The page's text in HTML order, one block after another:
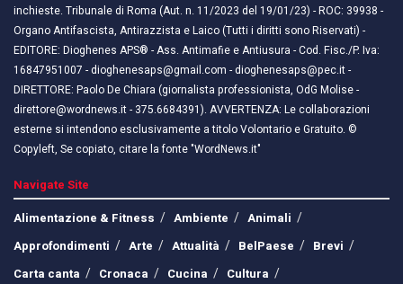
inchieste. Tribunale di Roma (Aut. n. 11/2023 del 19/01/23) - ROC: 39938 -
Organo Antifascista, Antirazzista e Laico (Tutti i diritti sono Riservati) -
EDITORE: Dioghenes APS® - Ass. Antimafie e Antiusura - Cod. Fisc./P. Iva:
16847951007 - dioghenesaps@gmail.com - dioghenesaps@pec.it - ​​
DIRETTORE: Paolo De Chiara (giornalista professionista, OdG Molise -
direttore@wordnews.it - ​​375.6684391). AVVERTENZA: Le collaborazioni
esterne si intendono esclusivamente a titolo Volontario e Gratuito. ©
Copyleft, Se copiato, citare la fonte "WordNews.it"
Navigate Site
Alimentazione & Fitness
Ambiente
Animali
Approfondimenti
Arte Attualità BelPaese
Brevi
Carta canta
Cronaca Cucina
Cultura